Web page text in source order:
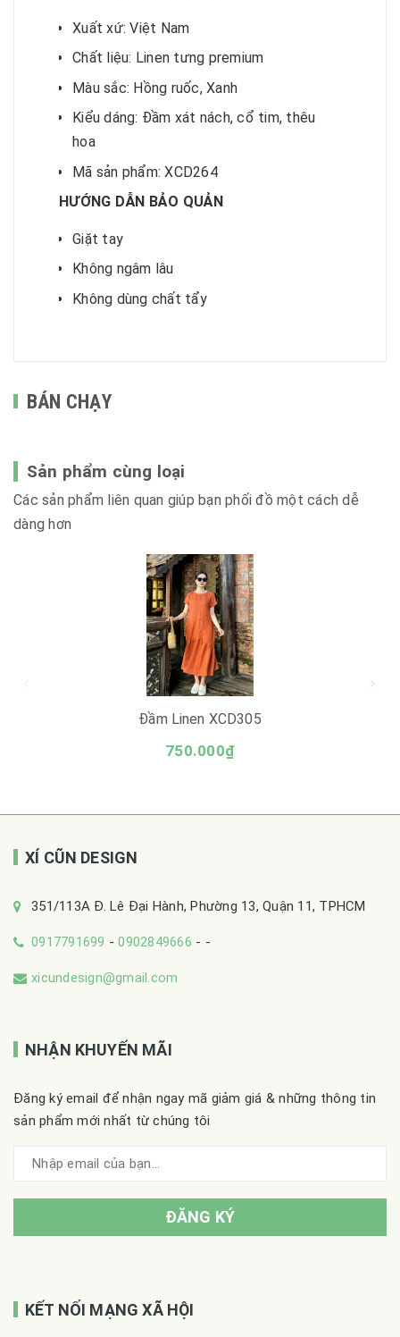
Xuất xứ: Việt Nam
Chất liệu: Linen tưng premium
Màu sắc: Hồng ruốc, Xanh
Kiểu dáng: Đầm xát nách, cổ tim, thêu
hoa
Mã sản phẩm: XCD264
HƯỚNG DẪN BẢO QUẢN
Giặt tay
Không ngâm lâu
Không dùng chất tẩy
BÁN CHẠY
Sản phẩm cùng loại
Các sản phẩm liên quan giúp bạn phối đồ một cách dễ
dàng hơn
Đầm Linen XCD305
750.000₫
XÍ CŨN DESIGN
351/113A Đ. Lê Đại Hành, Phường 13, Quận 11, TPHCM
0917791699 -0902849666 - -
xicundesign@gmail.com
NHẬN KHUYẾN MÃI
Đăng ký email để nhận ngay mã giảm giá & những thông tin
sản phẩm mới nhất từ chúng tôi
ĐĂNG KÝ
KẾT NỐI MẠNG XÃ HỘI